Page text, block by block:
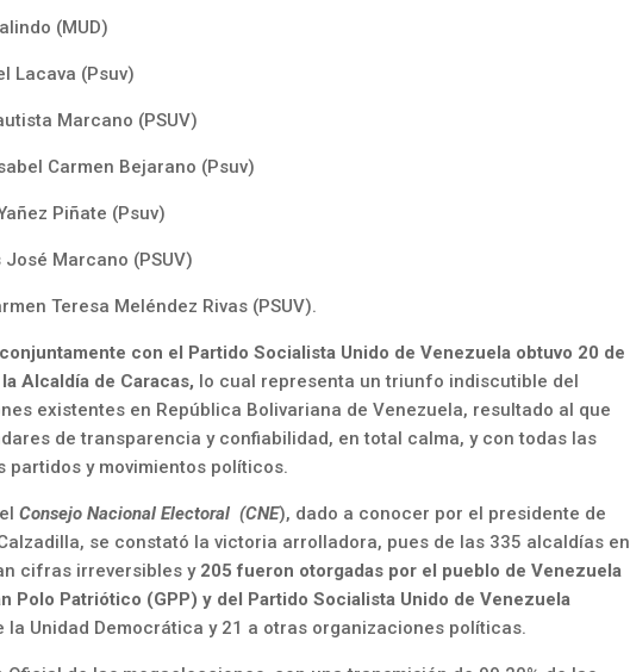
(MUD)
Lacava (Psuv)
Marcano (PSUV)
Carmen Bejarano (Psuv)
Piñate (Psuv)
Marcano (PSUV)
Teresa Meléndez Rivas (PSUV).
con el Partido Socialista Unido de Venezuela obtuvo 20 de
Alcaldía de Caracas, lo cual representa un triunfo indiscutible del
existentes en República Bolivariana de Venezuela, resultado al que
de transparencia y confiabilidad, en total calma, y con todas las
partidos y movimientos políticos.
Consejo Nacional Electoral (CNE), dado a conocer por el presidente de
se constató la victoria arrolladora, pues de las 335 alcaldías en
cifras irreversibles y 205 fueron otorgadas por el pueblo de Venezuela
Polo Patriótico (GPP) y del Partido Socialista Unido de Venezuela
la Unidad Democrática y 21 a otras organizaciones políticas.